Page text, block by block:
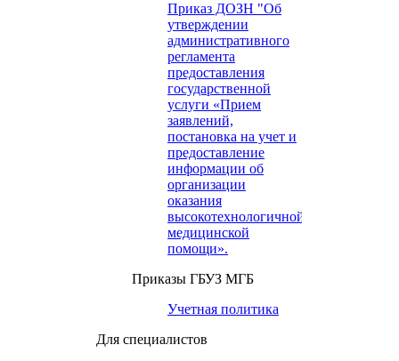
Приказ ДОЗН "Об
утверждении
административного
регламента
предоставления
государственной
услуги «Прием
заявлений,
постановка на учет и
предоставление
информации об
организации
оказания
высокотехнологичной
медицинской
помощи».
Приказы ГБУЗ МГБ
Учетная политика
Для специалистов